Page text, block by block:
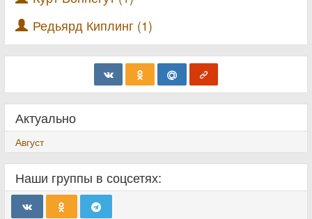
Редьярд Киплинг (1)
Актуально
Август
Наши группы в соцсетях: